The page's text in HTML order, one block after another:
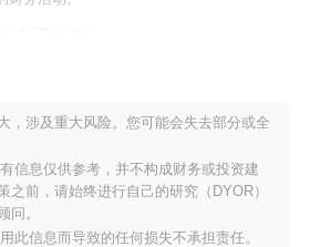
，当时创始团队发布了白皮书，概述了项目
能。经过成功测试，主网于2021年9月上
入市场。 早期开发集中在创建一个强大的生
化应用和用户参与。JEJE代币的初始分配通
年10月进行，确保社区广泛参与，而不受传
些基础步骤确立了JEJE的增长轨迹，并为其
定了基础。
，涉及重大风险。您可能会失去部分或全
信息仅供参考，并不构成财务或投资建
之前，请始终进行自己的研究（DYOR）
问。
此信息而导致的任何损失不承担责任。